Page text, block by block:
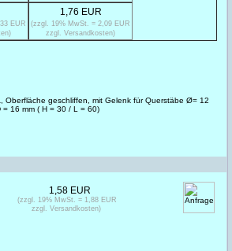
Oberfläche geschliffen, mit Gelenk für Querstäbe Ø= 12
16 mm ( H = 30 / L = 60)
EUR
1,76 EUR
(zzgl. 19% MwSt. = 2,09 EUR
zzgl. Versandkosten)
1,58 EUR
(zzgl. 19% MwSt. = 1,88 EUR
zzgl. Versandkosten)